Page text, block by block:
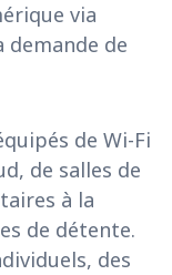
via
de
de Wi-Fi
de salles de
à la
de détente.
des